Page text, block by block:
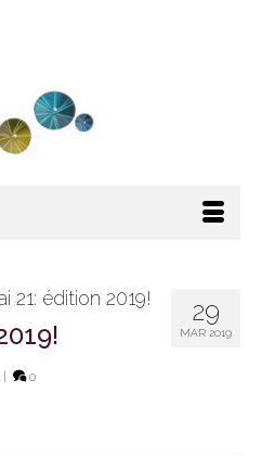
29
MAR 2019
21: édition 2019!
0